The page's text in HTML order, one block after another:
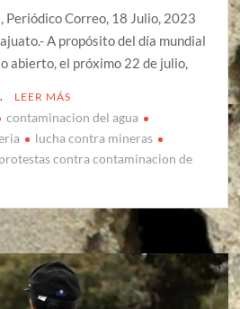
Periódico Correo, 18 Julio, 2023
A propósito del día mundial
abierto, el próximo 22 de julio,
LEER MÁS
contaminacion del agua
lucha contra mineras
protestas contra contaminacion de